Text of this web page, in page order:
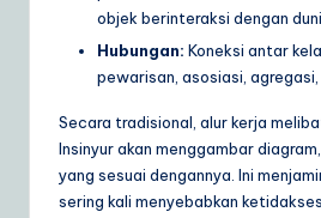
objek berinteraksi dengan
Hubungan: Koneksi antar
pewarisan, asosiasi, agregasi,
Secara tradisional, alur kerja
Insinyur akan menggambar
yang sesuai dengannya. Ini
sering kali menyebabkan